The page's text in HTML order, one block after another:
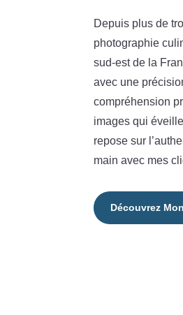
Depuis plus de
photographie
sud-est de la
avec une
compréhension
images qui
repose sur
main avec mes
Découvrez